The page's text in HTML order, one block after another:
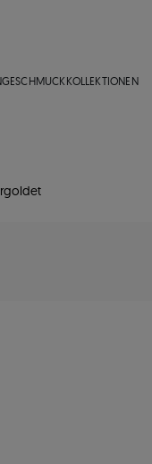
SCHMUCKKOLLEKTIONEN